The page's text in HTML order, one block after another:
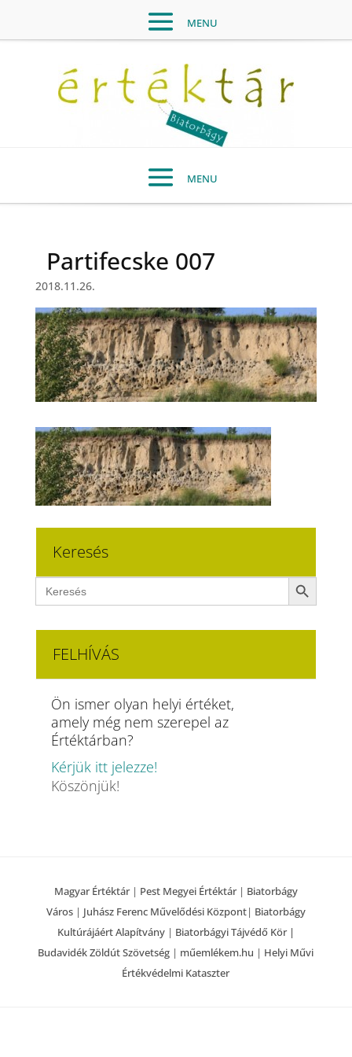
Partifecske 007
2018.11.26.
Keresés
Search
for:
Search Button
FELHÍVÁS
Ön ismer olyan helyi értéket,
amely még nem szerepel az
Értéktárban?
Kérjük itt jelezze!
Köszönjük!
Magyar Értéktár| Pest Megyei Értéktár| Biatorbágy
Város| Juhász Ferenc Művelődési Központ| Biatorbágy
Kultúrájáért Alapítvány| Biatorbágyi Tájvédő Kör |
Budavidék Zöldút Szövetség | műemlékem.hu | Helyi Művi
Értékvédelmi Kataszter